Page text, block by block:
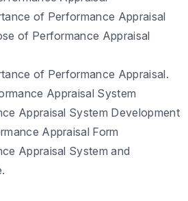
of Performance Appraisal
of Performance Appraisal
of Performance Appraisal.
Appraisal System
Appraisal System Development
Appraisal Form
Appraisal System and